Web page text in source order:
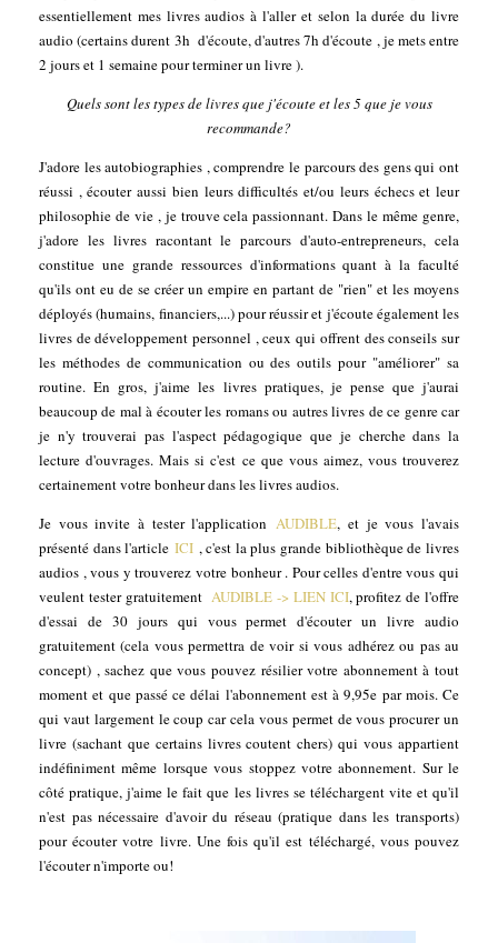
essentiellement mes livres audios à l'aller et selon la durée du livre
audio (certains durent 3h d'écoute, d'autres 7h d'écoute , je mets entre
2 jours et 1 semaine pour terminer un livre ).
Quels sont les types de livres que j'écoute et les 5 que je vous
recommande?
J'adore les autobiographies , comprendre le parcours des gens qui ont
réussi , écouter aussi bien leurs difficultés et/ou leurs échecs et leur
philosophie de vie , je trouve cela passionnant. Dans le même genre,
j'adore les livres racontant le parcours d'auto-entrepreneurs, cela
constitue une grande ressources d'informations quant à la faculté
qu'ils ont eu de se créer un empire en partant de "rien" et les moyens
déployés (humains, financiers,...) pour réussir et j'écoute également les
livres de développement personnel , ceux qui offrent des conseils sur
les méthodes de communication ou des outils pour "améliorer" sa
routine. En gros, j'aime les livres pratiques, je pense que j'aurai
beaucoup de mal à écouter les romans ou autres livres de ce genre car
je n'y trouverai pas l'aspect pédagogique que je cherche dans la
lecture d'ouvrages. Mais si c'est ce que vous aimez, vous trouverez
certainement votre bonheur dans les livres audios.
Je vous invite à tester l'application AUDIBLE, et je vous l'avais
présenté dans l'article ICI, c'est la plus grande bibliothèque de livres
audios , vous y trouverez votre bonheur . Pour celles d'entre vous qui
veulent tester gratuitement AUDIBLE -> LIEN ICI, profitez de l'offre
d'essai de 30 jours qui vous permet d'écouter un livre audio
gratuitement (cela vous permettra de voir si vous adhérez ou pas au
concept) , sachez que vous pouvez résilier votre abonnement à tout
moment et que passé ce délai l'abonnement est à 9,95e par mois. Ce
qui vaut largement le coup car cela vous permet de vous procurer un
livre (sachant que certains livres coutent chers) qui vous appartient
indéfiniment même lorsque vous stoppez votre abonnement. Sur le
côté pratique, j'aime le fait que les livres se téléchargent vite et qu'il
n'est pas nécessaire d'avoir du réseau (pratique dans les transports)
pour écouter votre livre. Une fois qu'il est téléchargé, vous pouvez
l'écouter n'importe ou!